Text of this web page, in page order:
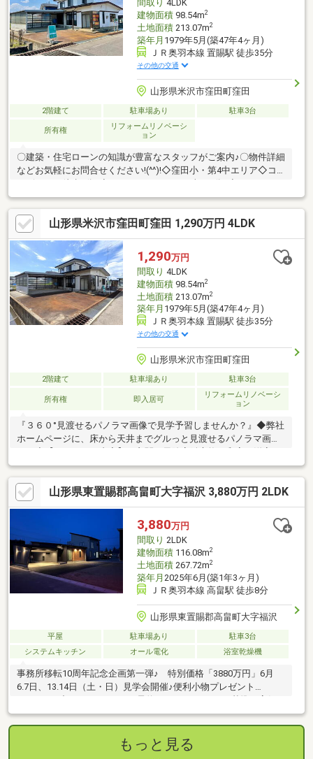
間取り 4LDK
建物面積98.54m2
土地面積213.07m2
築年月 1979年5月(築47年4ヶ月)
ＪＲ奥羽本線 置賜駅 徒歩35分
その他の交通
山形県米沢市窪田町窪田
2階建て 駐車場あり 駐車3台
所有権
リフォームリノベーシ
ョン
〇建築・住宅ローンの知識が豊富なスタッフがご案内♪〇物件詳細
などお気軽にお問合せください!(^^)!◇窪田小・第4中エリア◇コ
ンビニまで徒歩7分♪◇ドラックストアまで車で4分♪◇リフォーム
箇所 玄関・風除室の鍵交換、和室LDKを洋室に、照明器具交
換、スイッチ・コンセント交換増設、洗面化粧台交換、畳表替、
火災報知器取り付け、浄化槽新設 など住まいずONEでは【注文
住宅】や【リフォーム・不動産業】で経験豊富なスタッフがお客
様の住まい探しをお手伝いさせていただいております。平日や土
日祝、お仕事終わりのお時間のご案内も可能です！お問合せは
⇒0120-772-619まで♪
山形県米沢市窪田町窪田 1,290万円 4LDK
1,290万円
間取り 4LDK
建物面積98.54m2
土地面積213.07m2
築年月 1979年5月(築47年4ヶ月)
ＪＲ奥羽本線 置賜駅 徒歩35分
その他の交通
山形県米沢市窪田町窪田
2階建て 駐車場あり 駐車3台
所有権 即入居可
リフォームリノベーシ
ョン
『３６０°見渡せるパノラマ画像で見学予習しませんか？』◆弊社
ホームページに、床から天井までグルっと見渡せるパノラマ画像
変更・クロス貼替・床クッションフロア貼替・照明器具交換・ト
イレ交換・洗面化粧台交換・畳表替え・火災報知器取付・浄化槽
新設車中心生活を支える駐車場３台分だから、機動力の３倍アッ
プが可能です。また広々とした延床面積９８．５４㎡の居室空間
で、その上閑静な住宅街立地の物件だから、オンオフのメリハリ
がつきます。ちなみにシステムキッチン付です。家族の物語が生
まれる４ＬＤＫ。是非見学にお越しください。
山形県東置賜郡高畠町大字福沢 3,880万円 2LDK
3,880万円
間取り 2LDK
建物面積116.08m2
土地面積267.72m2
築年月 2025年6月(築1年3ヶ月)
ＪＲ奥羽本線 高畠駅 徒歩8分
山形県東置賜郡高畠町大字福沢
平屋 駐車場あり
駐車3台
システムキッチン
オール電化 浴室乾燥機
事務所移転10周年記念企画第一弾♪ 特別価格「3880万円」6月
6.7日、13.14日（土・日）見学会開催♪便利小物プレゼント
も、、、下記リンクHPよりご予約いただけます♪ZEH基準の高気
密・高断熱設計で、一年を通して快適な室内環境。床下エアコン
で家全体をやさしく包み込みます。回遊動線の間取りや、間仕切
り可能な居室はライフスタイルに合わせて柔軟に対応。収納豊富
なキッチンや、サーキュレーター機能付き照明のある脱衣室な
もっと見る